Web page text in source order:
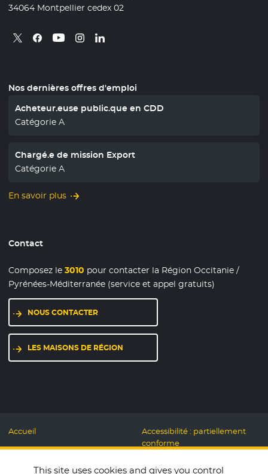
34064 Montpellier cedex 02
Retrouvez nous sur X
- Nouvelle fenêtre
Retrouvez nous sur Facebook
- Nouvelle fenêtre
Retrouvez nous sur Youtube
- Nouvelle fenêtre
Retrouvez nous sur Instagram
- Nouvelle fenêtre
Retrouvez nous sur Linkedin
- Nouvelle fenêtre
Nos dernières offres d'emploi
Acheteur.euse public.que en CDD
Catégorie A
Chargé.e de mission Export
Catégorie A
En savoir plus
Contact
Composez le3010 pour contacter la Région Occitanie /
Pyrénées-Méditerranée (service et appel gratuits)
NOUS CONTACTER
LES MAISONS DE RÉGION
Accueil
Mentions légales
Données personnelles et
Accessibilité : partiellement
conforme
This site uses cookies and gives you control